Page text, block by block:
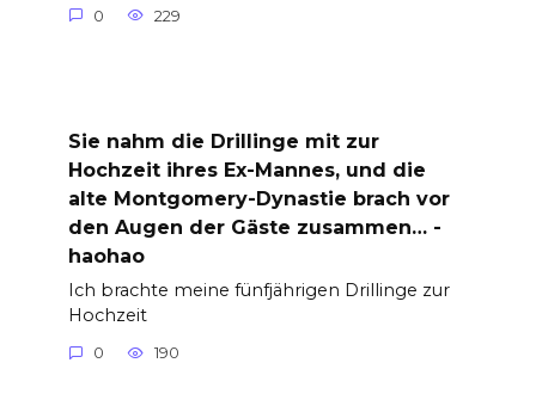
0 229
Sie nahm die Drillinge mit zur
Hochzeit ihres Ex-Mannes, und die
alte Montgomery-Dynastie brach vor
den Augen der Gäste zusammen… -
haohao
Ich brachte meine fünfjährigen Drillinge zur
Hochzeit
0 190